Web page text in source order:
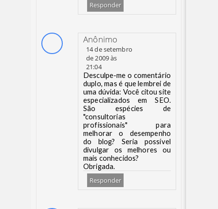
Responder
Anônimo
14 de setembro
de 2009 às
21:04
Desculpe-me o comentário
duplo, mas é que lembrei de
uma dúvida: Você citou site
especializados em SEO.
São espécies de
"consultorias
profissionais" para
melhorar o desempenho
do blog? Seria possível
divulgar os melhores ou
mais conhecidos?
Obrigada.
Responder